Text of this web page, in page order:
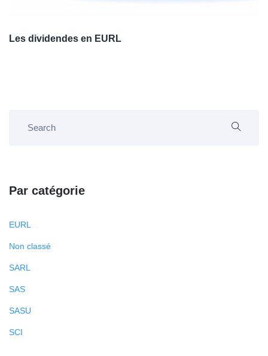
Les dividendes en EURL
Par catégorie
EURL
Non classé
SARL
SAS
SASU
SCI